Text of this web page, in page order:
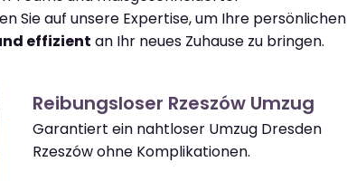
Sie auf unsere Expertise, um Ihre persönlichen
effizient an Ihr neues Zuhause zu bringen.
Reibungsloser Rzeszów Umzug
Garantiert ein nahtloser Umzug Dresden
Rzeszów ohne Komplikationen.